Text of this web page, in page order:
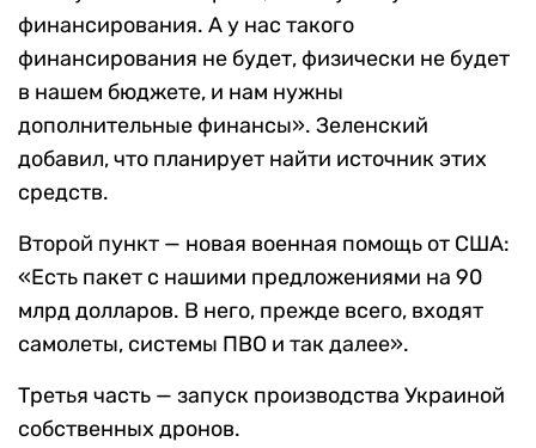
финансирования. А у нас такого
финансирования не будет, физически не будет
в нашем бюджете, и нам нужны
дополнительные финансы». Зеленский
добавил, что планирует найти источник этих
средств.
Второй пункт — новая военная помощь от США:
«Есть пакет с нашими предложениями на 90
млрд долларов. В него, прежде всего, входят
самолеты, системы ПВО и так далее».
Третья часть — запуск производства Украиной
собственных дронов.